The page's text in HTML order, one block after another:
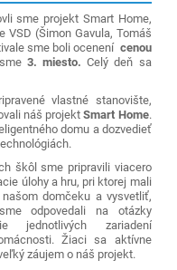
sme projekt Smart Home,
(Šimon Gavula, Tomáš
sme boli ocenení cenou
3. miesto. Celý deň sa
vlastné stanovište,
náš projekt Smart Home.
domu a dozvedieť
škôl sme pripravili viacero
úlohy a hru, pri ktorej mali
domčeku a vysvetliť,
odpovedali na otázky
jednotlivých zariadení
Žiaci sa aktívne
záujem o náš projekt.